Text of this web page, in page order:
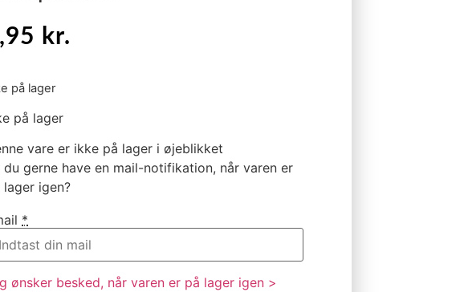
kr.
på lager
på lager
vare er ikke på lager i øjeblikket
du gerne have en mail-notifikation, når varen er
lager igen?
*
ønsker besked, når varen er på lager igen >